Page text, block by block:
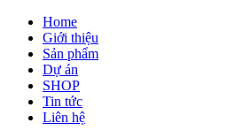
Home
Giới thiệu
Sản phẩm
Dự án
SHOP
Tin tức
Liên hệ